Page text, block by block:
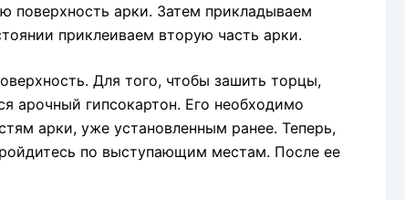
поверхность арки. Затем прикладываем
приклеиваем вторую часть арки.
Для того, чтобы зашить торцы,
арочный гипсокартон. Его необходимо
арки, уже установленным ранее. Теперь,
по выступающим местам. После ее